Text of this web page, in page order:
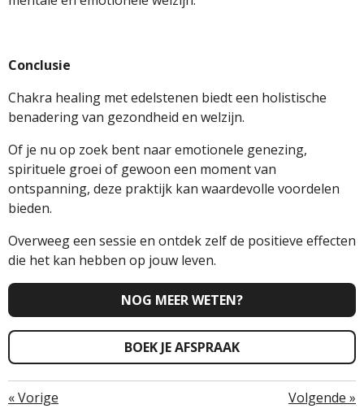
Conclusie
Chakra healing met edelstenen biedt een holistische
benadering van gezondheid en welzijn.
Of je nu op zoek bent naar emotionele genezing,
spirituele groei of gewoon een moment van
ontspanning, deze praktijk kan waardevolle voordelen
bieden.
Overweeg een sessie en ontdek zelf de positieve effecten
die het kan hebben op jouw leven.
NOG MEER WETEN?
BOEK JE AFSPRAAK
«Vorige Volgende »